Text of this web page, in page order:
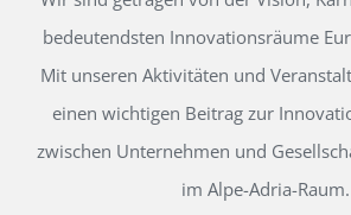
bedeutendsten Innovationsräume
Mit unseren Aktivitäten und
einen wichtigen Beitrag zur
zwischen Unternehmen und
im Alpe-Adria-Raum.